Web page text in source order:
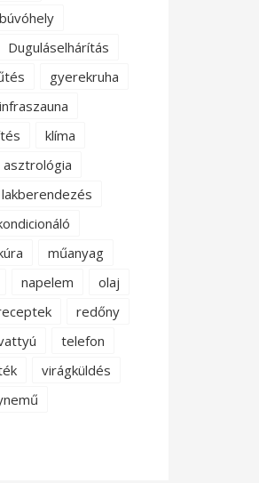
búvóhely
Duguláselhárítás
gyerekruha
infraszauna
klíma
asztrológia
lakberendezés
műanyag
napelem
olaj
redőny
telefon
virágküldés